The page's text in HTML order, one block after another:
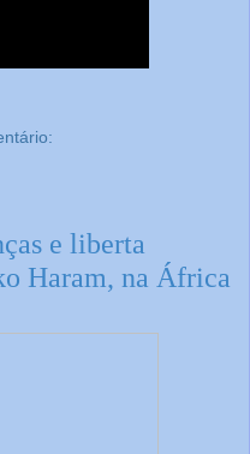
e liberta
Haram, na África